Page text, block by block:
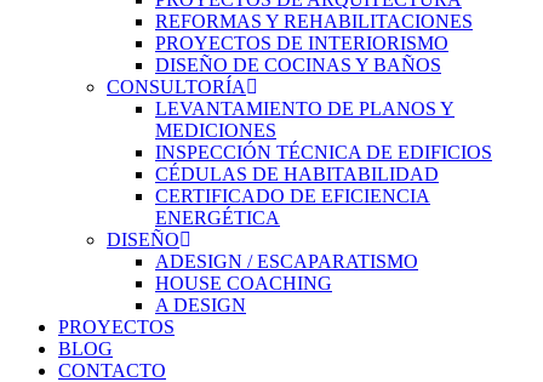
REFORMAS Y REHABILITACIONES
PROYECTOS DE INTERIORISMO
DISEÑO DE COCINAS Y BAÑOS
CONSULTORÍA
LEVANTAMIENTO DE PLANOS Y
MEDICIONES
INSPECCIÓN TÉCNICA DE EDIFICIOS
CÉDULAS DE HABITABILIDAD
CERTIFICADO DE EFICIENCIA
ENERGÉTICA
DISEÑO
ADESIGN / ESCAPARATISMO
HOUSE COACHING
A DESIGN
PROYECTOS
BLOG
CONTACTO